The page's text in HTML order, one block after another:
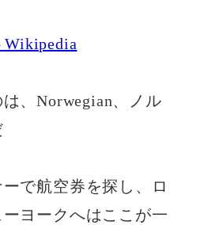
Wikipedia
、Norwegian、ノル
で航空券を探し、ロ
ヨークへはここが一